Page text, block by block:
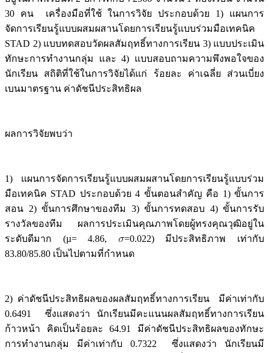
30 คน เครื่องมือที่ใช้ ในการวิจัย ประกอบด้วย 1) แผนการ
จัดการเรียนรู้แบบผสมผสานโดยการเรียนรู้แบบร่วมมือเทคนิค
STAD 2) แบบทดสอบวัดผลสัมฤทธิ์ทางการเรียน 3) แบบประเมิน
ทักษะการทำงานกลุ่ม และ 4) แบบสอบถามความพึงพอใจของ
นักเรียน สถิติที่ใช้ในการวิจัยได้แก่ ร้อยละ ค่าเฉลี่ย ส่วนเบี่ยง
เบนมาตรฐาน ค่าดัชนีประสิทธิผล
ผลการวิจัยพบว่า
1) แผนการจัดการเรียนรู้แบบผสมผสานโดยการเรียนรู้แบบร่วม
มือเทคนิค STAD ประกอบด้วย 4 ขั้นตอนสำคัญ คือ 1) ขั้นการ
สอน 2) ขั้นการศึกษาของทีม 3) ขั้นการทดสอบ 4) ขั้นการรับ
รางวัลของทีม ผลการประเมินคุณภาพโดยผู้ทรงคุณวุฒิอยู่ใน
ระดับดีมาก (µ= 4.86,
=0.022) มีประสิทธิภาพ เท่ากับ
83.80/85.80 เป็นไปตามที่กำหนด
2) ค่าดัชนีประสิทธิผลของผลสัมฤทธิ์ทางการเรียน มีค่าเท่ากับ
0.6491 ซึ่งแสดงว่า นักเรียนมีคะแนนผลสัมฤทธิ์ทางการเรียน
ก้าวหน้า คิดเป็นร้อยละ 64.91 มีค่าดัชนีประสิทธิผลของทักษะ
การทำงานกลุ่ม มีค่าเท่ากับ 0.7322 ซึ่งแสดงว่า นักเรียนมี